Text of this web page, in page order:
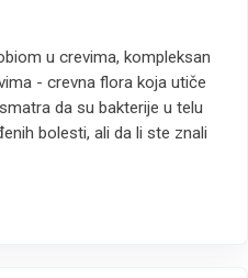
u crevima, kompleksan
- crevna flora koja utiče
da su bakterije u telu
bolesti, ali da li ste znali